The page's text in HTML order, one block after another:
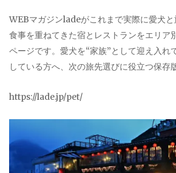
WEBマガジンladeがこれまで実際に愛犬と
食事を重ねてきた宿とレストランをエリア
ページです。愛犬を“家族”として迎え入れ
している方へ、次の旅先選びに役立つ保存
https://lade.jp/pet/